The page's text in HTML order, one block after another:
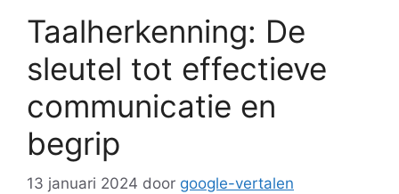
Taalherkenning: De
sleutel tot effectieve
communicatie en
begrip
13 januari 2024 door google-vertalen